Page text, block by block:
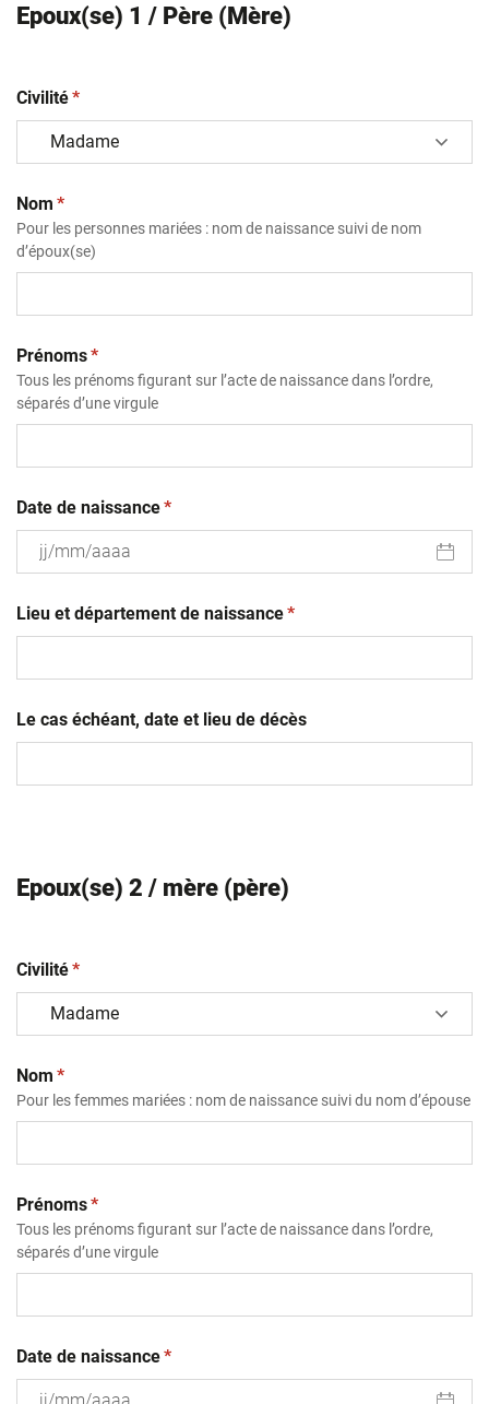
Epoux(se) 1 / Père (Mère)
Civilité(obligatoire)
*
Nom (obligatoire)
*
Pour les personnes mariées : nom de naissance suivi de nom
d’époux(se)
Prénoms(obligatoire)
*
Tous les prénoms figurant sur l’acte de naissance dans l’ordre,
séparés d’une virgule
Date de naissance(obligatoire)
*
slash
MM
Lieu et département de naissance(obligatoire)
*
Le cas échéant, date et lieu de décès
Epoux(se) 2 / mère (père)
Civilité(obligatoire)
*
Nom (obligatoire)
*
Pour les femmes mariées : nom de naissance suivi du nom d’épouse
Prénoms(obligatoire)
*
Tous les prénoms figurant sur l’acte de naissance dans l’ordre,
séparés d’une virgule
Date de naissance(obligatoire)
*